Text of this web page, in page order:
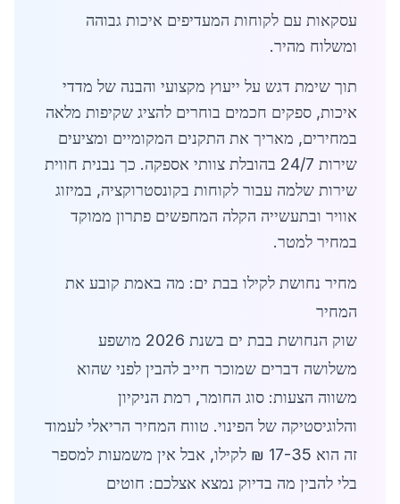
עסקאות עם לקוחות המעדיפים איכות גבוהה
ומשלוח מהיר.
תוך שימת דגש על ייעוץ מקצועי והבנה של מדדי
איכות, ספקים חכמים בוחרים להציג שקיפות מלאה
במחירים, מאריך את התקנים המקומיים ומציעים
שירות 24/7 בהובלת צוותי אספקה. כך נבנית חווית
שירות שלמה עבור לקוחות בקונסטרוקציה, במיזוג
אוויר ובתעשייה הקלה המחפשים פתרון ממוקד
במחיר למטר.
מחיר נחושת לקילו בבת ים: מה באמת קובע את
המחיר
שוק הנחושת בבת ים בשנת 2026 מושפע
משלושה דברים שמוכר חייב להבין לפני שהוא
משווה הצעות: סוג החומר, רמת הניקיון
והלוגיסטיקה של הפינוי. טווח המחיר הריאלי לעמוד
זה הוא 17-35 ₪ לקילו, אבל אין משמעות למספר
בלי להבין מה בדיוק נמצא אצלכם: חוטים